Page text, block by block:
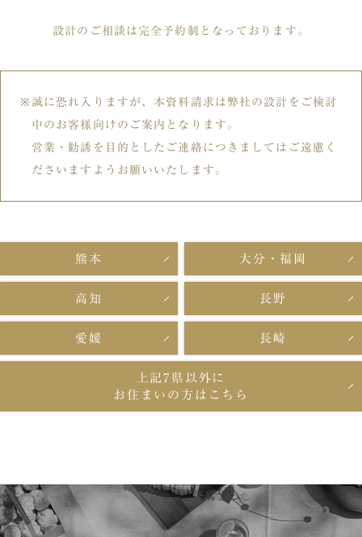
設計のご相談は完全予約制となっております。
誠に恐れ入りますが、本資料請求は弊社の設計をご検討
中のお客様向けのご案内となります。
営業・勧誘を目的としたご連絡につきましてはご遠慮く
ださいますようお願いいたします。
熊本 大分・福岡
高知 長野
愛媛 長崎
上記7県以外に
お住まいの方はこちら